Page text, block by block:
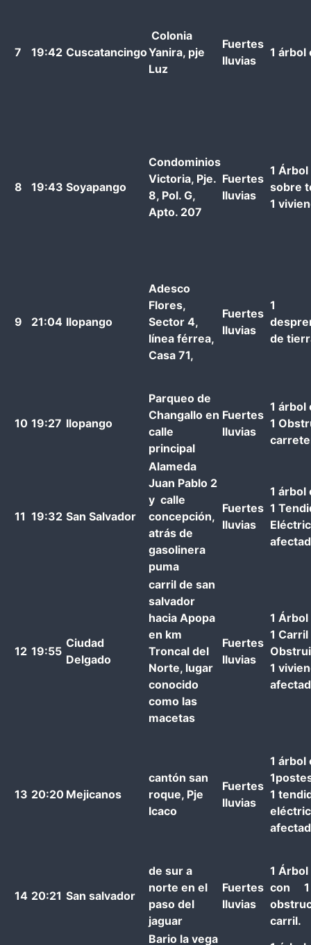
7 19:42 Cuscatancingo
Colonia
Yanira, pje
Luz
Fuertes
lluvias
1 árbol
8 19:43 Soyapango
Condominios
Victoria, Pje.
8, Pol. G,
Apto. 207
Fuertes
lluvias
1 Árbol
sobre
1
9 21:04 Ilopango
Adesco
Flores,
Sector 4,
línea férrea,
Casa 71,
Fuertes
lluvias
1
de
10 19:27 Ilopango
Parqueo de
Changallo en
calle
principal
Fuertes
lluvias
1 árbol
1
11 19:32 San Salvador
Alameda
Juan Pablo 2
y calle
concepción,
atrás de
gasolinera
puma
Fuertes
lluvias
1 árbol
1
12 19:55
Ciudad
Delgado
carril de san
salvador
hacia Apopa
en km
Troncal del
Norte, lugar
conocido
como las
macetas
Fuertes
lluvias
1 Árbol
1 Carril
1
13 20:20 Mejicanos
cantón san
roque, Pje
Icaco
Fuertes
lluvias
1 árbol
1
14 20:21 San salvador
de sur a
norte en el
paso del
jaguar
Fuertes
lluvias
1
con 1
carril.
Bario la vega